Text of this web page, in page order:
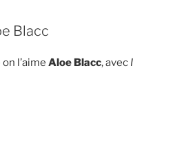
Blacc
l’aime Aloe Blacc, avec I